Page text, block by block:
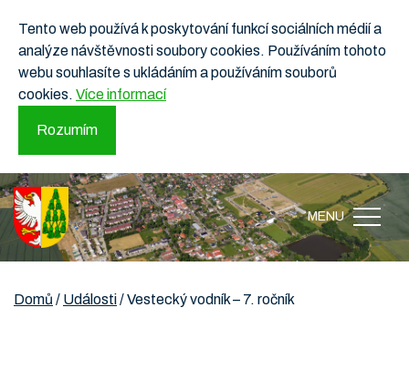
Tento web používá k poskytování funkcí sociálních médií a
analýze návštěvnosti soubory cookies. Používáním tohoto
webu souhlasíte s ukládáním a používáním souborů
cookies. Více informací
Rozumím
MENU
Domů / Události/Vestecký vodník – 7. ročník